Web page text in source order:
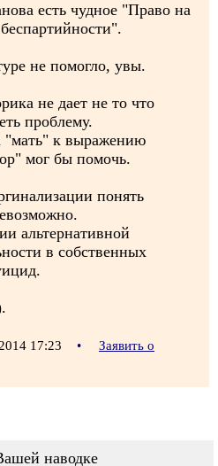
есть чудное "Право на
не помогло, увы.
не дает не то что
проблему.
"мать" к выражению
мог бы помочь.
понять
альтернативной
в собственных
17:23 •
Заявить о
наводке